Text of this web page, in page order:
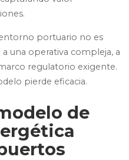
portuario no es
una operativa compleja, a
regulatorio exigente.
pierde eficacia.
de